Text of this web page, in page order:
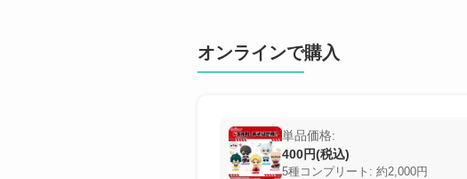
オンラインで購入
単品価格:
400円(税込)
5種コンプリート: 約2,000円